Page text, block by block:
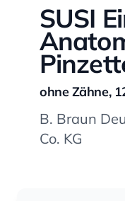
SUSI
ohne Zähne,
B. Braun
Co. KG